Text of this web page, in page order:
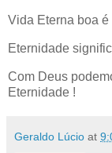
Vida Eterna boa é
Eternidade
Com Deus
Eternidade !
Geraldo Lúcio at